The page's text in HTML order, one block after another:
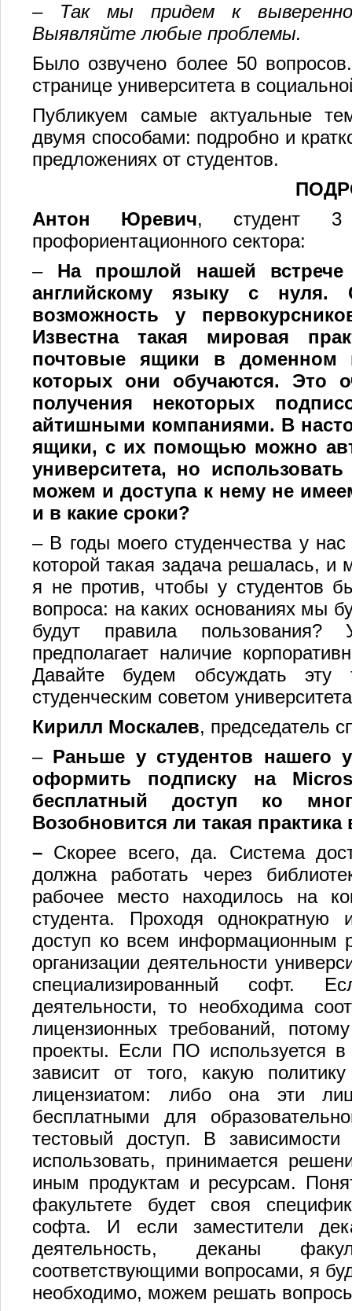
– Так мы придем к
Выявляйте любые проблемы.
Было озвучено более 50
странице университета в
Публикуем самые актуальные
двумя способами: подробно и
предложениях от студентов.
Антон Юревич, студент 3
профориентационного сектора:
– На прошлой нашей
английскому языку с нуля.
возможность у
Известна такая мировая
почтовые ящики в доменном
которых они обучаются. Это
получения некоторых
айтишными компаниями. В
ящики, с их помощью можно
университета, но
можем и доступа к нему не
и в какие сроки?
– В годы моего студенчества у
которой такая задача решалась,
я не против, чтобы у студентов
вопроса: на каких основаниях мы
будут правила пользования?
предполагает наличие
Давайте будем обсуждать
студенческим советом
Кирилл Москалев, председатель
– Раньше у студентов нашего
оформить подписку на
бесплатный доступ ко
Возобновится ли такая
– Скорее всего, да. Система
должна работать через
рабочее место находилось на
студента. Проходя однократную
доступ ко всем информационным
организации деятельности
специализированный софт.
деятельности, то необходима
лицензионных требований,
проекты. Если ПО используется в
зависит от того, какую
лицензиатом: либо она эти
бесплатными для
тестовый доступ. В
использовать, принимается
иным продуктам и ресурсам.
факультете будет своя
софта. И если заместители
деятельность, деканы
соответствующими вопросами, я
необходимо, можем решать